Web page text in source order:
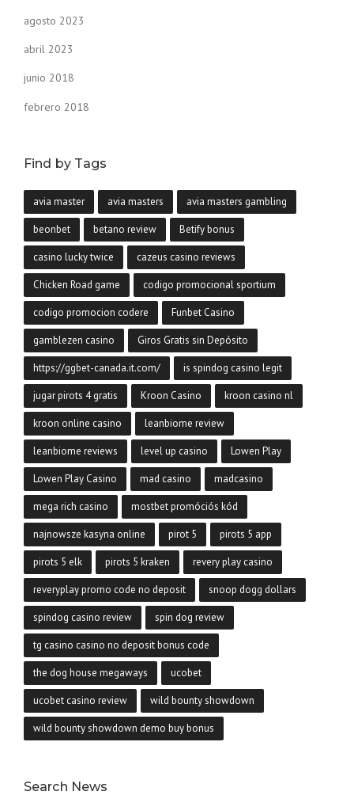
agosto 2023
abril 2023
junio 2018
febrero 2018
Find by Tags
avia master avia masters avia masters gambling
beonbet betano review Betify bonus
casino lucky twice cazeus casino reviews
Chicken Road game codigo promocional sportium
codigo promocion codere Funbet Casino
gamblezen casino Giros Gratis sin Depósito
https://ggbet-canada.it.com/ is spindog casino legit
jugar pirots 4 gratis Kroon Casino kroon casino nl
kroon online casino leanbiome review
leanbiome reviews level up casino Lowen Play
Lowen Play Casino mad casino madcasino
mega rich casino mostbet promóciós kód
najnowsze kasyna online pirot 5 pirots 5 app
pirots 5 elk pirots 5 kraken revery play casino
reveryplay promo code no deposit snoop dogg dollars
spindog casino review spin dog review
tg casino casino no deposit bonus code
the dog house megaways ucobet
ucobet casino review wild bounty showdown
wild bounty showdown demo buy bonus
Search News